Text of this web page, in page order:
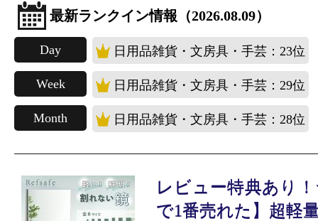
最新ランクイン情報（2026.08.09）
Day 日用品雑貨・文房具・手芸：23位
Week 日用品雑貨・文房具・手芸：29位
Month 日用品雑貨・文房具・手芸：28位
レビュー特典あり
で1番売れた】超軽